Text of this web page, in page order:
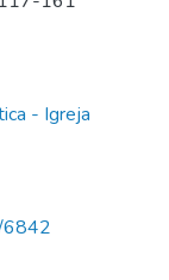
- Igreja
6842